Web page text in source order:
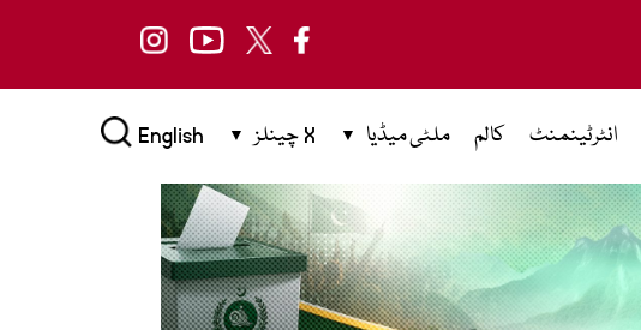
انٹرٹینمنٹ کالم ملٹی میڈیا X چینلز English